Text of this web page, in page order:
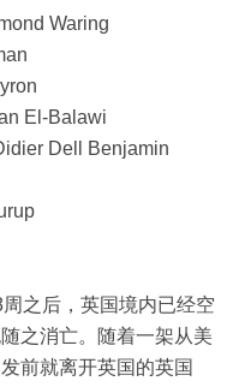
Waring
Balawi
Dell Benjamin
后，英国境内已经空
之消亡。随着一架从美
前就离开英国的英国